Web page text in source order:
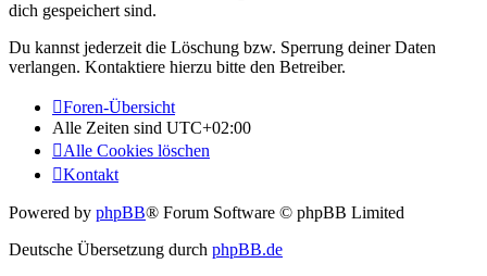
dich gespeichert sind.
Du kannst jederzeit die Löschung bzw. Sperrung deiner Daten
verlangen. Kontaktiere hierzu bitte den Betreiber.
Foren-Übersicht
Alle Zeiten sind UTC+02:00
Alle Cookies löschen
Kontakt
Powered by phpBB® Forum Software © phpBB Limited
Deutsche Übersetzung durch phpBB.de